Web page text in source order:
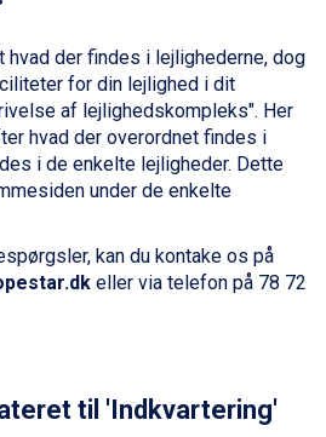
3.795
6.145
7.245
4.095
DKK 4.745
4.195
5.395
der findes i lejlighederne, dog
for din lejlighed i dit
af lejlighedskompleks". Her
hvad der overordnet findes i
i de enkelte lejligheder. Dette
under de enkelte
kan du kontake os på
eller via telefon på 78 72
til 'Indkvartering'